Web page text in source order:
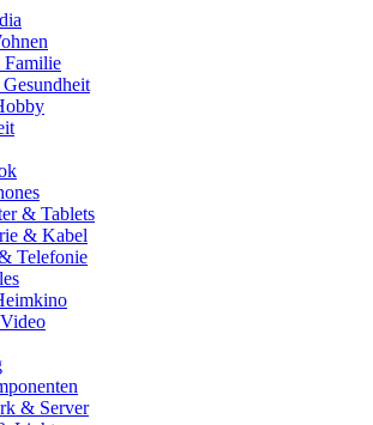
Familie
& Tablets
& Kabel
Telefonie
& Server